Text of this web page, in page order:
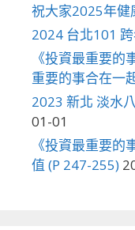
祝大家2025年健
2024 台北101
《投資最重要
重要的事合在一
2023 新北 淡水
01-01
《投資最重要
值 (P 247-255)